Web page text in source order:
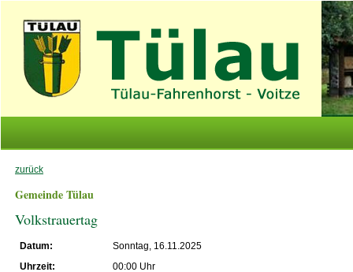
zurück
Gemeinde Tülau
Volkstrauertag
Datum:
Sonntag, 16.11.2025
Uhrzeit:
00:00 Uhr